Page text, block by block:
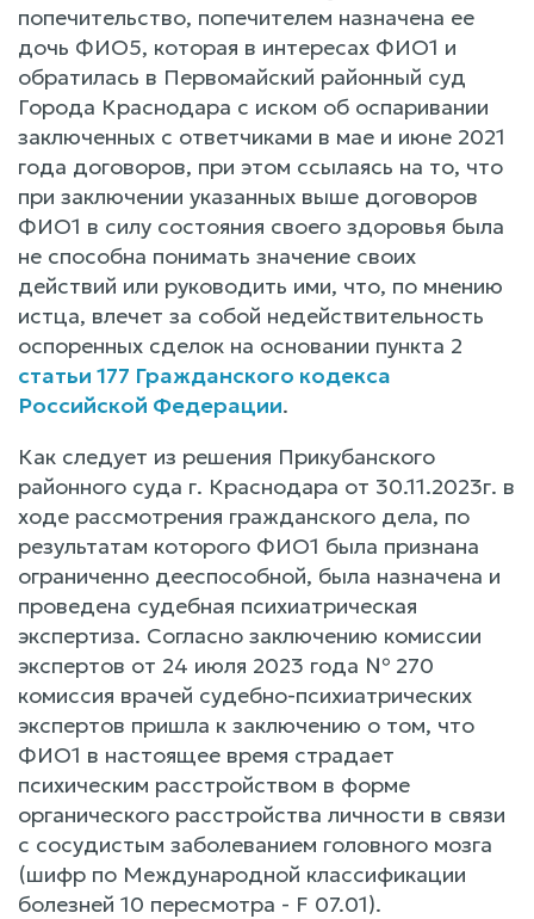
попечительство, попечителем назначена ее
дочь ФИО5, которая в интересах ФИО1 и
обратилась в Первомайский районный суд
Города Краснодара с иском об оспаривании
заключенных с ответчиками в мае и июне 2021
года договоров, при этом ссылаясь на то, что
при заключении указанных выше договоров
ФИО1 в силу состояния своего здоровья была
не способна понимать значение своих
действий или руководить ими, что, по мнению
истца, влечет за собой недействительность
оспоренных сделок на основании пункта 2
статьи 177 Гражданского кодекса
Российской Федерации.
Как следует из решения Прикубанского
районного суда г. Краснодара от 30.11.2023г. в
ходе рассмотрения гражданского дела, по
результатам которого ФИО1 была признана
ограниченно дееспособной, была назначена и
проведена судебная психиатрическая
экспертиза. Согласно заключению комиссии
экспертов от 24 июля 2023 года № 270
комиссия врачей судебно-психиатрических
экспертов пришла к заключению о том, что
ФИО1 в настоящее время страдает
психическим расстройством в форме
органического расстройства личности в связи
с сосудистым заболеванием головного мозга
(шифр по Международной классификации
болезней 10 пересмотра - F 07.01).